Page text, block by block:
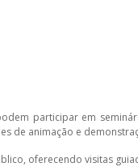
participar em
de animação e
oferecendo visitas